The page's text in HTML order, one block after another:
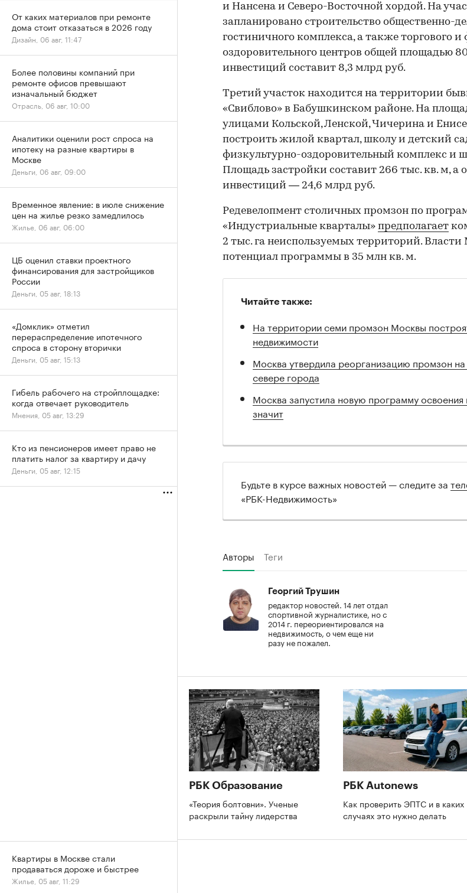
и Нансена и Северо-Восточной хордой. На
запланировано строительство общественно-
гостиничного комплекса, а также торгового и
оздоровительного центров общей площадью
инвестиций составит 8,3 млрд руб.
Третий участок находится на территории
«Свиблово» в Бабушкинском районе. На
улицами Кольской, Ленской, Чичерина и
построить жилой квартал, школу и детский
физкультурно-оздоровительный комплекс и
Площадь застройки составит 266 тыс. кв. м, а
инвестиций — 24,6 млрд руб.
Редевелопмент столичных промзон по
«Индустриальные кварталы» предполагает
2 тыс. га неиспользуемых территорий.
потенциал программы в 35 млн кв. м.
Читайте также:
На территории семи промзон Москвы
недвижимости
Москва утвердила реорганизацию промзон
севере города
Москва запустила новую программу
значит
Будьте в курсе важных новостей — следите за
«РБК-Недвижимость»
Авторы Теги
Георгий Трушин
редактор новостей. 14 лет отдал
спортивной журналистике, но с
2014 г. переориентировался на
недвижимость, о чем еще ни
разу не пожалел.
РБК Образование
«Теория болтовни». Ученые
раскрыли тайну лидерства
РБК Autonews
Как проверить ЭПТС и в каких
случаях это нужно делать
От каких материалов при ремонте
дома стоит отказаться в 2026 году
Дизайн, 06 авг, 11:47
Более половины компаний при
ремонте офисов превышают
изначальный бюджет
Отрасль, 06 авг, 10:00
Аналитики оценили рост спроса на
ипотеку на разные квартиры в
Москве
Деньги, 06 авг, 09:00
Временное явление: в июле снижение
цен на жилье резко замедлилось
Жилье, 06 авг, 06:00
ЦБ оценил ставки проектного
финансирования для застройщиков
России
Деньги, 05 авг, 18:13
«Домклик» отметил
перераспределение ипотечного
спроса в сторону вторички
Деньги, 05 авг, 15:13
Гибель рабочего на стройплощадке:
когда отвечает руководитель
Мнения, 05 авг, 13:29
Кто из пенсионеров имеет право не
платить налог за квартиру и дачу
Деньги, 05 авг, 12:15
Квартиры в Москве стали
продаваться дороже и быстрее
Жилье, 05 авг, 11:29